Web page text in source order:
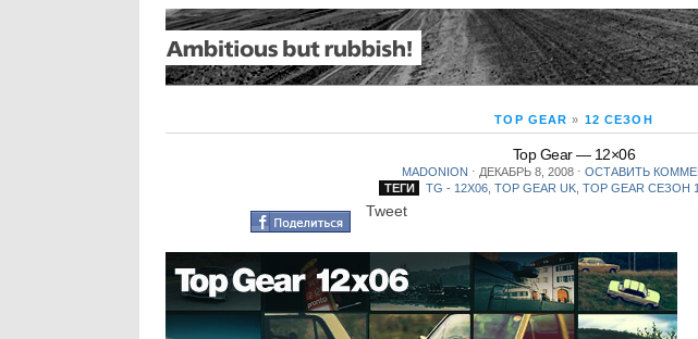
TOP GEAR » 12 СЕЗОН
Top Gear — 12×06
MADONION ⋅ ДЕКАБРЬ 8, 2008 ⋅ ОСТАВИТЬ
ТЕГИ
TG - 12X06, TOP GEAR UK, TOP GEAR СЕЗОН
Tweet